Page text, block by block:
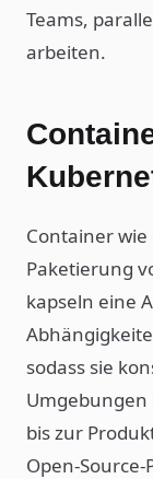
Teams,
arbeiten.
Container
Paketierung
kapseln eine
sodass sie
Umgebungen
bis zur
Open-